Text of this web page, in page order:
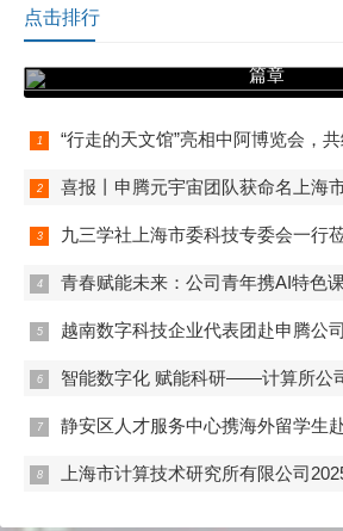
书记朱
点击排行
“行走的天文馆”亮相中阿博览会，
篇章
“行走的天文馆”亮相中阿博览会，
喜报丨申腾元宇宙团队获命名上海市科
九三学社上海市委科技专委会一行莅临上海市计算技
青春赋能未来：公司青年携AI特色
越南数字科技企业代表团赴申腾公
智能数字化 赋能科研——计算所公司副总经理吴辰
静安区人才服务中心携海外留学生赴上海市计算
上海市计算技术研究所有限公司2025年度青年